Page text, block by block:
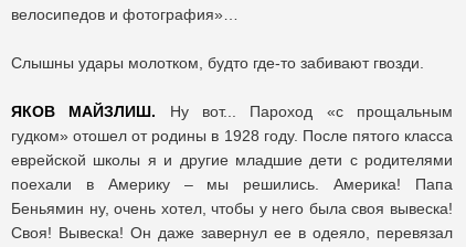
велосипедов и фотография»…
Слышны удары молотком, будто где-то забивают гвозди.
ЯКОВ МАЙЗЛИШ. Ну вот... Пароход «с прощальным
гудком» отошел от родины в 1928 году. После пятого класса
еврейской школы я и другие младшие дети с родителями
поехали в Америку – мы решились. Америка! Папа
Беньямин ну, очень хотел, чтобы у него была своя вывеска!
Своя! Вывеска! Он даже завернул ее в одеяло, перевязал